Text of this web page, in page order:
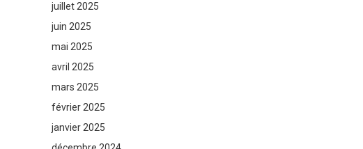
juillet 2025
juin 2025
mai 2025
avril 2025
mars 2025
février 2025
janvier 2025